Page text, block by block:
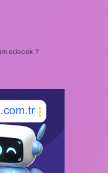
edecek ?